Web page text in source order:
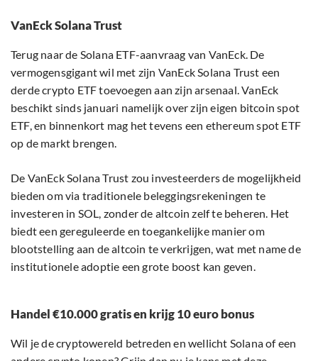
VanEck Solana Trust
Terug naar de Solana ETF-aanvraag van VanEck. De
vermogensgigant wil met zijn VanEck Solana Trust een
derde crypto ETF toevoegen aan zijn arsenaal. VanEck
beschikt sinds januari namelijk over zijn eigen bitcoin spot
ETF, en binnenkort mag het tevens een ethereum spot ETF
op de markt brengen.
De VanEck Solana Trust zou investeerders de mogelijkheid
bieden om via traditionele beleggingsrekeningen te
investeren in SOL, zonder de altcoin zelf te beheren. Het
biedt een gereguleerde en toegankelijke manier om
blootstelling aan de altcoin te verkrijgen, wat met name de
institutionele adoptie een grote boost kan geven.
Handel €10.000 gratis en krijg 10 euro bonus
Wil je de cryptowereld betreden en wellicht Solana of een